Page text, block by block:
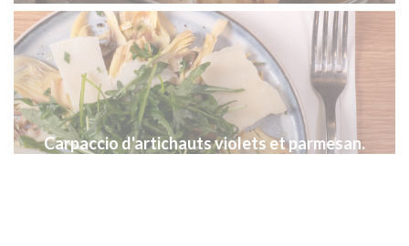
Carpaccio d'artichauts violets et parmesan.